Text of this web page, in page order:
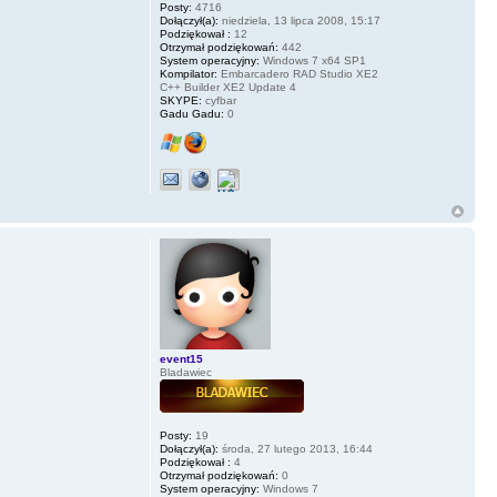
Posty: 4716
Dołączył(a): niedziela, 13 lipca 2008, 15:17
Podziękował : 12
Otrzymał podziękowań: 442
System operacyjny: Windows 7 x64 SP1
Kompilator: Embarcadero RAD Studio XE2
C++ Builder XE2 Update 4
SKYPE: cyfbar
Gadu Gadu: 0
event15
Bladawiec
Posty: 19
Dołączył(a): środa, 27 lutego 2013, 16:44
Podziękował : 4
Otrzymał podziękowań: 0
System operacyjny: Windows 7